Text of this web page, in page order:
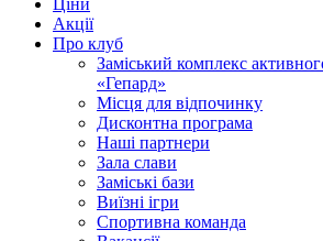
Ціни
Акції
Про клуб
Заміський комплекс
«Гепард»
Місця для відпочинку
Дисконтна програма
Наші партнери
Зала слави
Заміські бази
Виїзні ігри
Спортивна команда